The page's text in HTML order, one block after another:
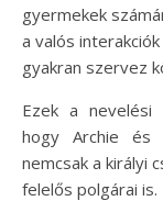
gyermekek
a valós
gyakran szervez
Ezek a nevelési
hogy Archie és
nemcsak a királyi
felelős polgárai is.